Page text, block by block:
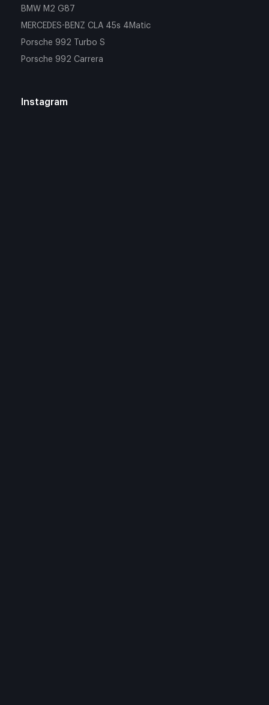
BMW M2 G87
MERCEDES-BENZ CLA 45s 4Matic
Porsche 992 Turbo S
Porsche 992 Carrera
Instagram